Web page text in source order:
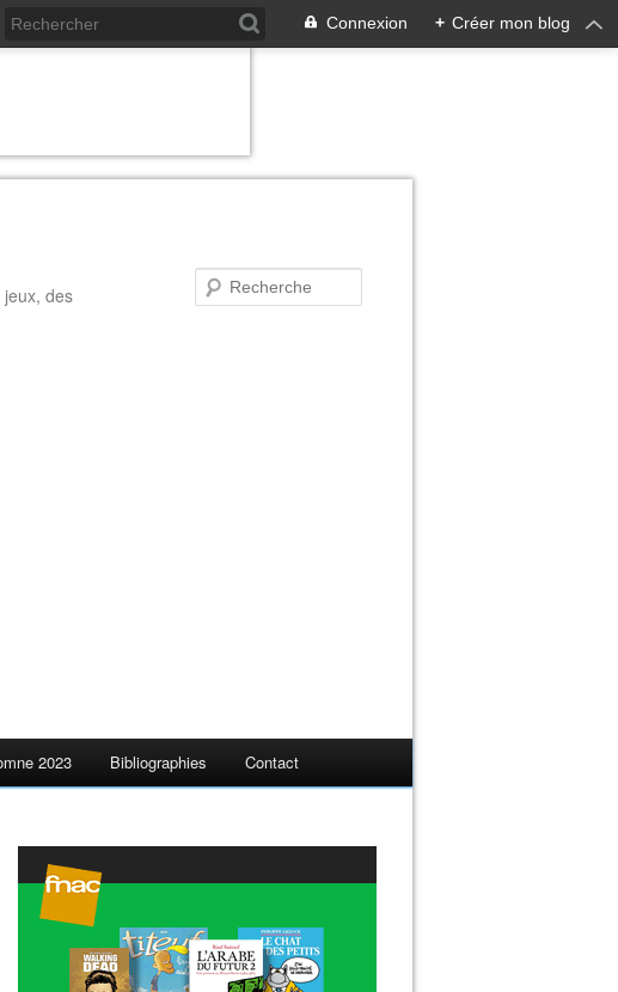
Connexion + Créer mon blog
des
2023 Bibliographies Contact